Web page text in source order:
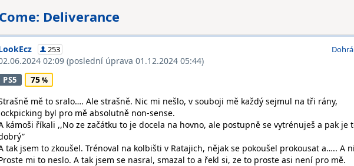
Deliverance
253
02:09 (poslední úprava 01.12.2024 05:44)
PS5
75
mě to sralo…. Ale strašně. Nic mi nešlo, v souboji mě každý sejmul na tři rány,
byl pro mě absolutně non-sense.
kámoši říkali ,,No ze začátku to je docela na hovno, ale postupně se vytrénuješ a pak je
tak jsem to zkoušel. Trénoval na kolbišti v Ratajich, nějak se pokoušel prokousat a….. A
mi to neslo. A tak jsem se nasral, smazal to a řekl si, ze to proste asi není pro mě.